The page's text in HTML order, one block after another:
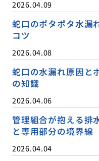
2026.04.09
蛇口のポタポタ水漏
コツ
2026.04.08
蛇口の水漏れ原因と
の知識
2026.04.06
管理組合が抱える排
と専用部分の境界線
2026.04.04